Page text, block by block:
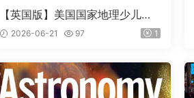
【英国版】美国国家地理少儿版
（National Geographic Kids）
第257期
2026-06-21 97 1